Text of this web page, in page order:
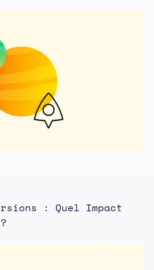
: Quel Impact